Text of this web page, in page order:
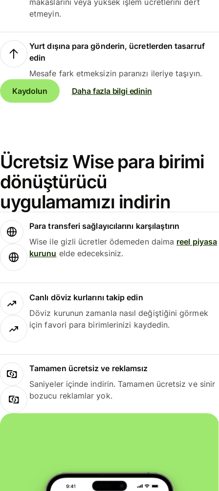
makaslarını veya yüksek işlem ücretlerini dert
etmeyin.
Yurt dışına para gönderin, ücretlerden tasarruf
edin
Mesafe fark etmeksizin paranızı ileriye taşıyın.
Kaydolun
Daha fazla bilgi edinin
Ücretsiz Wise para birimi
dönüştürücü
uygulamamızı indirin
Para transferi sağlayıcılarını karşılaştırın
Wise ile gizli ücretler ödemeden daima reel piyasa
kurunu elde edeceksiniz.
Canlı döviz kurlarını takip edin
Döviz kurunun zamanla nasıl değiştiğini görmek
için favori para birimlerinizi kaydedin.
Tamamen ücretsiz ve reklamsız
Saniyeler içinde indirin. Tamamen ücretsiz ve sinir
bozucu reklamlar yok.